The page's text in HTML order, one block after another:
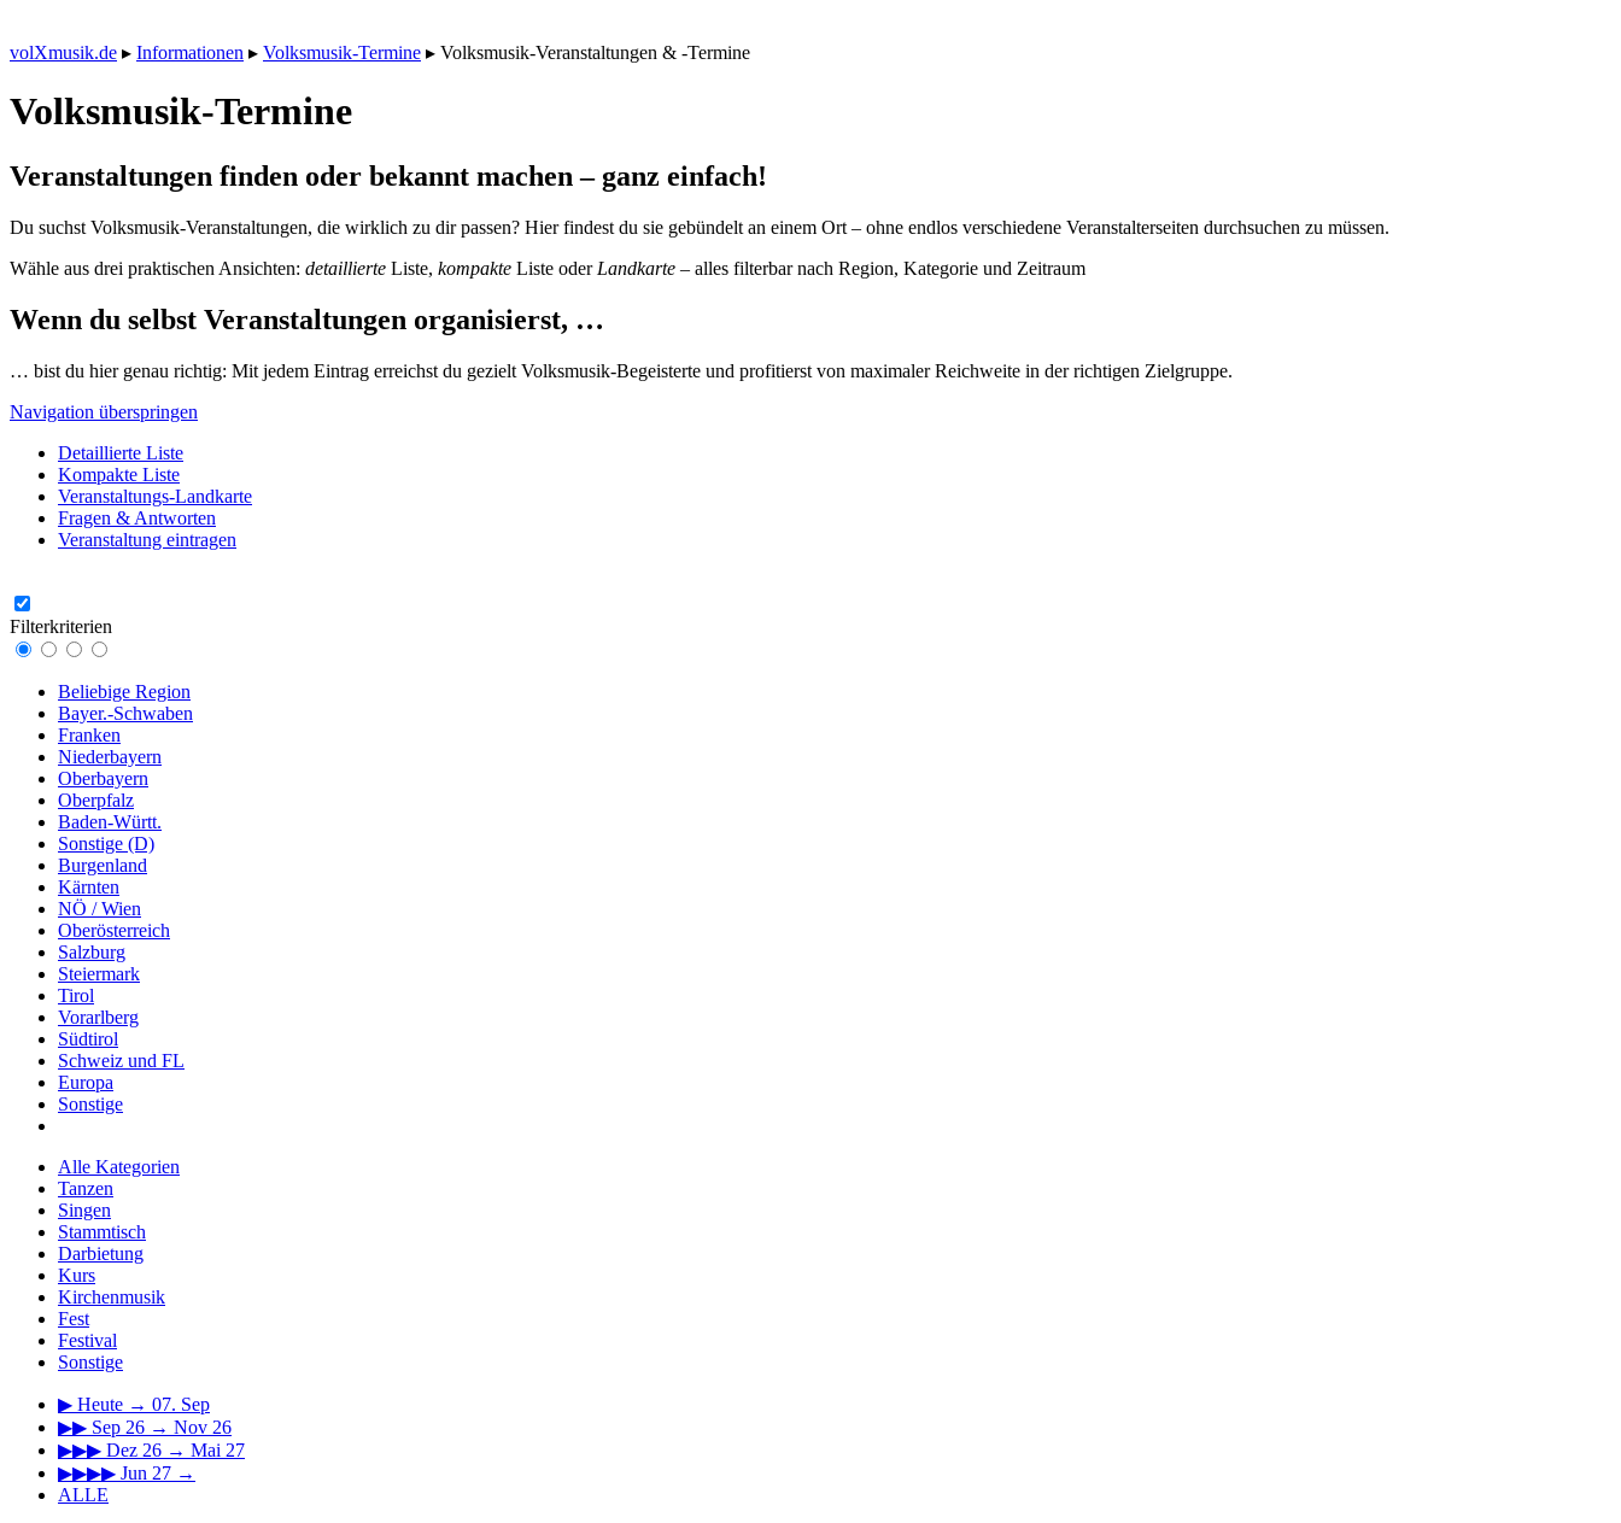
volXmusik.de ▸ Informationen ▸ Volksmusik-Termine ▸ Volksmusik-Veranstaltungen & -Termine
Volksmusik-Termine
Veranstaltungen finden oder bekannt machen – ganz einfach!
Du suchst Volksmusik-Veranstaltungen, die wirklich zu dir passen? Hier findest du sie gebündelt an einem Ort – ohne endlos verschiedene Veranstalterseiten durchsuchen zu müssen.
Wähle aus drei praktischen Ansichten: detaillierte Liste, kompakte Liste oder Landkarte – alles filterbar nach Region, Kategorie und Zeitraum
Wenn du selbst Veranstaltungen organisierst, …
… bist du hier genau richtig: Mit jedem Eintrag erreichst du gezielt Volksmusik-Begeisterte und profitierst von maximaler Reichweite in der richtigen Zielgruppe.
Navigation überspringen
Detaillierte Liste
Kompakte Liste
Veranstaltungs-Landkarte
Fragen & Antworten
Veranstaltung eintragen
Filterkriterien
Beliebige Region
Bayer.-Schwaben
Franken
Niederbayern
Oberbayern
Oberpfalz
Baden-Württ.
Sonstige (D)
Burgenland
Kärnten
NÖ / Wien
Oberösterreich
Salzburg
Steiermark
Tirol
Vorarlberg
Südtirol
Schweiz und FL
Europa
Sonstige
Alle Kategorien
Tanzen
Singen
Stammtisch
Darbietung
Kurs
Kirchenmusik
Fest
Festival
Sonstige
▶ Heute → 07. Sep
▶▶ Sep 26 → Nov 26
▶▶▶ Dez 26 → Mai 27
▶▶▶▶ Jun 27 →
ALLE